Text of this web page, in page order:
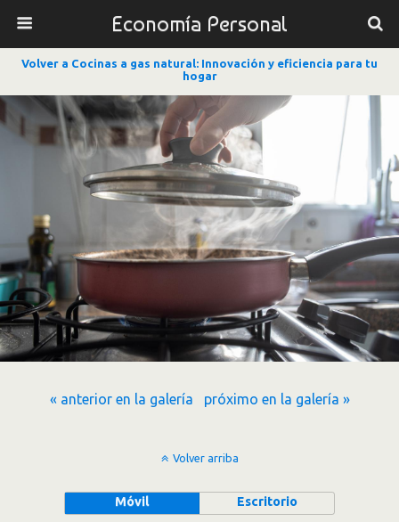
Economía Personal
Volver a Cocinas a gas natural: Innovación y eficiencia para tu
hogar
« anterior en la galería próximo en la galería »
Volver arriba
Móvil Escritorio